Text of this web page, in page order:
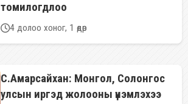
томилогдлоо
4 долоо хоног, 1 өдөр
С.Амарсайхан: Монгол, Солонгос
улсын иргэд жолооны үнэмлэхээ